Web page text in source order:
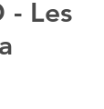
- Les